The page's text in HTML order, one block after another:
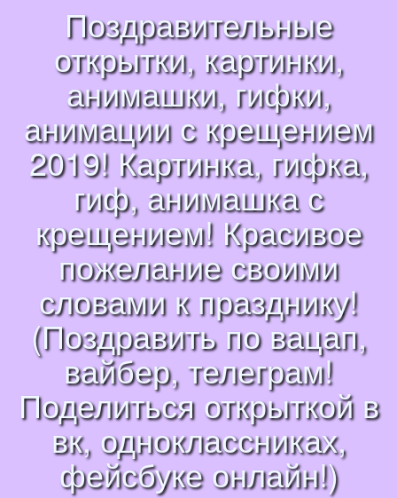
Поздравительные
открытки, картинки,
анимашки, гифки,
анимации с крещением
2019! Картинка, гифка,
гиф, анимашка с
крещением! Красивое
пожелание своими
словами к празднику!
(Поздравить по вацап,
вайбер, телеграм!
Поделиться открыткой в
вк, одноклассниках,
фейсбуке онлайн!)